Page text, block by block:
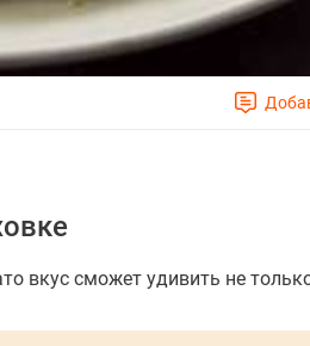
вкус сможет удивить не